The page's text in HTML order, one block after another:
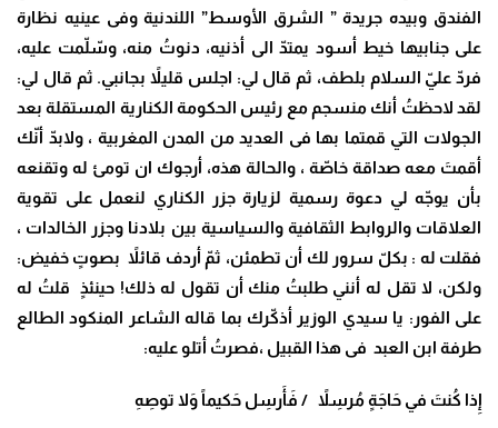
الفندق وبيده جريدة ” الشرق الأوسط” اللندنية وفى عينيه نظارة
على جنابيها خيط أسود يمتدّ الى أذنيه، دنوتُ منه، وسّلّمت عليه،
فردّ عليّ السلام بلطف، ثم قال لي: اجلس قليلاً بجانبي. ثم قال لي:
لقد لاحظتُ أنك منسجم مع رئيس الحكومة الكنارية المستقلة بعد
الجولات التي قمتما بها فى العديد من المدن المغربية ، ولابدّ أنّك
أقمتَ معه صداقة خاصّة ، والحالة هذه، أرجوك ان تومئ له وتقنعه
بأن يوجّه لي دعوة رسمية لزيارة جزر الكناري لنعمل على تقوية
العلاقات والروابط الثقافية والسياسية بين بلادنا وجزر الخالدات ،
فقلت له : بكلّ سرور لك أن تطمئن، ثمّ أردف قائلاً بصوتٍ خفيض:
ولكن، لا تقل له أنني طلبتُ منك أن تقول له ذلك! حينئذٍ قلتُ له
على الفور: يا سيدي الوزير أذكّرك بما قاله الشاعر المنكود الطالع
طرفة ابن العبد فى هذا القبيل ،فصرتُ أتلو عليه:
إِذا كُنتَ في حَاجَةٍ مُرسِلاً / فَأَرسِل حَكيماً وَلا توصِهِ